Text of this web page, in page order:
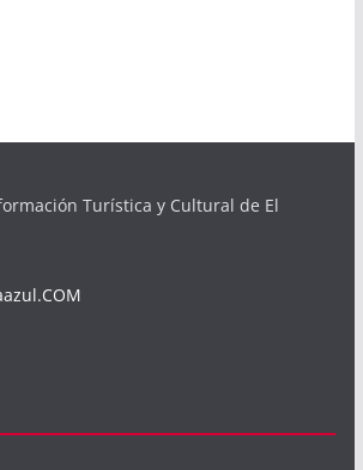
Turística y Cultural de El